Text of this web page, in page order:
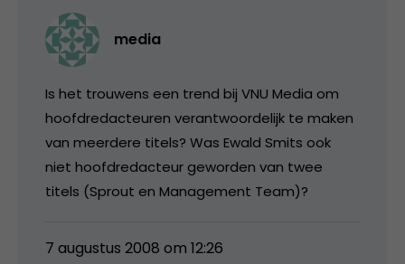
media
Is het trouwens een trend bij VNU Media om
hoofdredacteuren verantwoordelijk te maken
van meerdere titels? Was Ewald Smits ook
niet hoofdredacteur geworden van twee
titels (Sprout en Management Team)?
7 augustus 2008 om 12:26